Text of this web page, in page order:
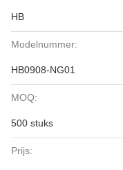
HB
Modelnummer:
HB0908-NG01
MOQ:
500 stuks
Prijs: